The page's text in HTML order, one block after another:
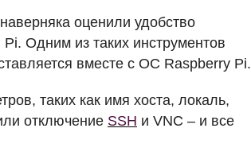
оценили удобство
Одним из таких инструментов
вместе с ОС Raspberry Pi.
таких как имя хоста, локаль,
отключение SSH и VNC – и все